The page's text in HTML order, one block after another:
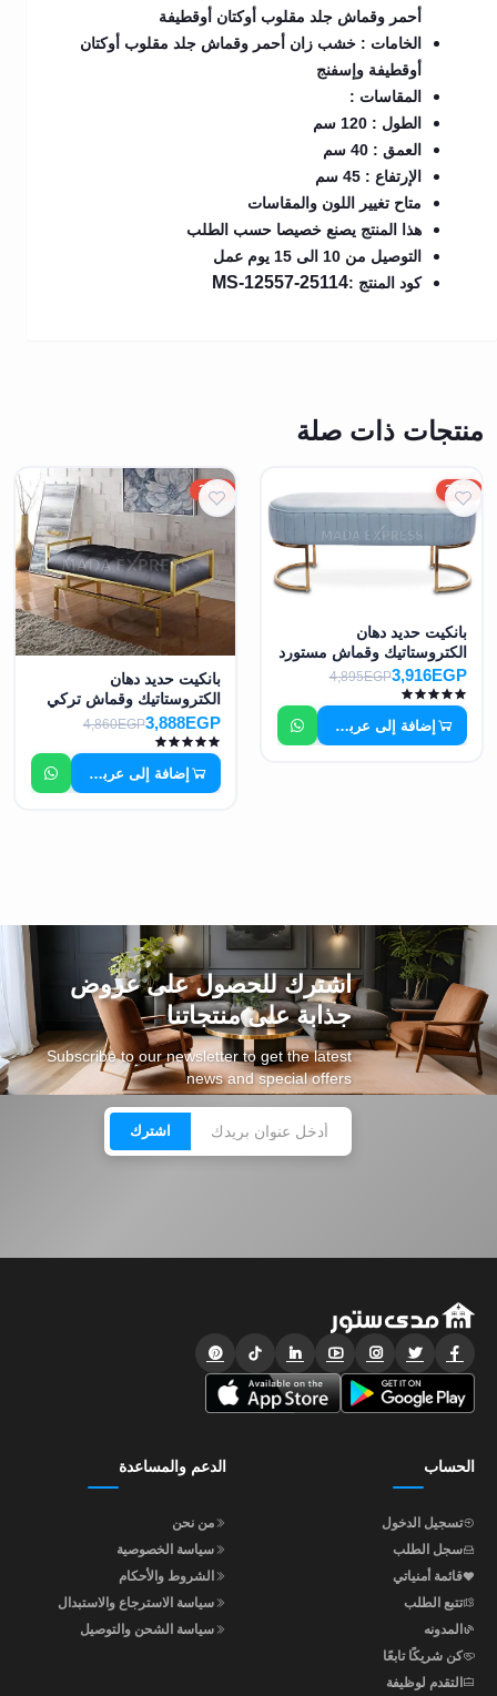
أحمر وقماش جلد مقلوب أوكتان أوقطيفة
الخامات : خشب زان أحمر وقماش جلد مقلوب أوكتان
أوقطيفة وإسفنج
المقاسات :
الطول : 120 سم
العمق : 40 سم
الإرتفاع : 45 سم
متاح تغيير اللون والمقاسات
هذا المنتج يصنع خصيصا حسب الطلب
التوصيل من 10 الى 15 يوم عمل
كود المنتج :MS-12557-25114
منتجات ذات صلة
20%
بانكيت حديد دهان
الكتروستاتيك وقماش مستورد
MS-7371
3,916EGP
4,895EGP
إضافة إلى عربة التسوق
20%
بانكيت حديد دهان
الكتروستاتيك وقماش تركي
مستورد MS-7372
3,888EGP
4,860EGP
إضافة إلى عربة التسوق
اشترك للحصول على عروض
جذابة على منتجاتنا
Subscribe to our newsletter to get the latest
news and special offers
اشترك
الحساب
تسجيل الدخول
سجل الطلب
قائمة أمنياتي
تتبع الطلب
المدونه
كن شريكًا تابعًا
التقدم لوظيفة
الدعم والمساعدة
من نحن
سياسة الخصوصية
الشروط والأحكام
سياسة الاسترجاع والاستبدال
سياسة الشحن والتوصيل